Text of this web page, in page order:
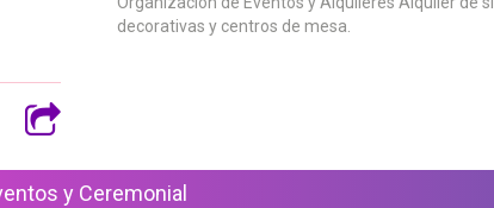
decorativas y centros de mesa.
y Ceremonial